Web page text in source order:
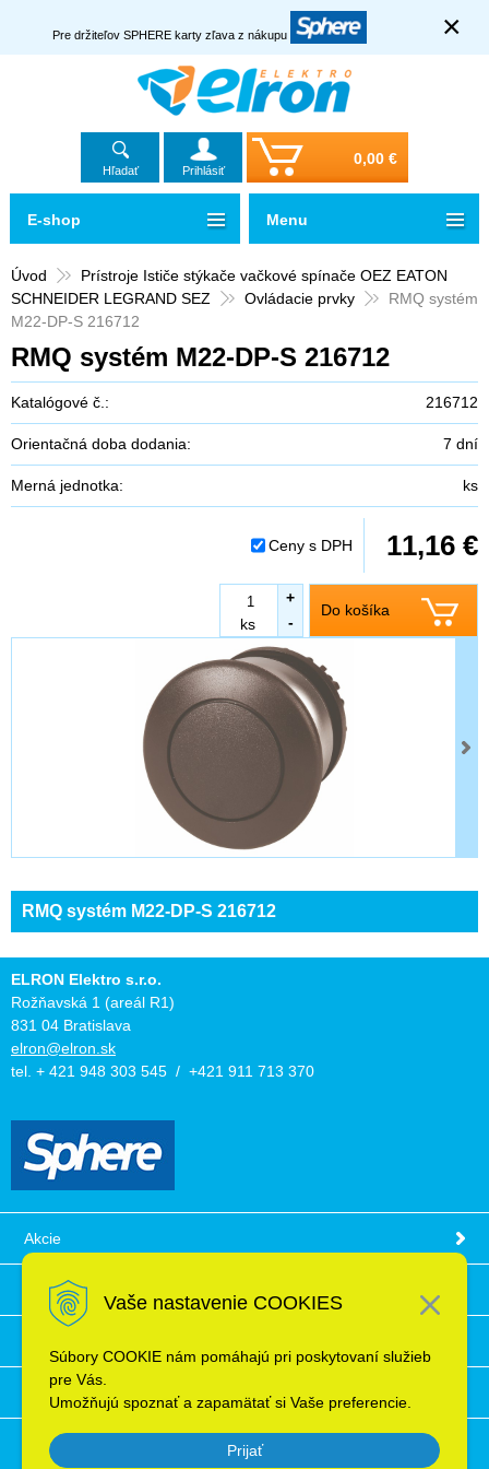
Vaše nastavenie COOKIES
Súbory COOKIE nám pomáhajú pri poskytovaní služieb
pre Vás.
Umožňujú spoznať a zapamätať si Vaše preferencie.
Prijať
Pre držiteľov SPHERE karty zľava z nákupu ×
Hľadať Prihlásiť
0,00 €
Úvod
Prístroje Ističe stýkače vačkové spínače OEZ EATON
SCHNEIDER LEGRAND SEZ
Ovládacie prvky
RMQ systém
M22-DP-S 216712
RMQ systém M22-DP-S 216712
Katalógové č.: 216712
Orientačná doba dodania: 7 dní
Merná jednotka: ks
Ceny s DPH 11,16 €
Do košíka
-
ks
+
RMQ systém M22-DP-S 216712
E-shop Menu
ELRON Elektro s.r.o.
Rožňavská 1 (areál R1)
831 04 Bratislava
elron@elron.sk
tel. + 421 948 303 545 / +421 911 713 370
Akcie
Obchodné podmienky
Ochrana osobných údajov